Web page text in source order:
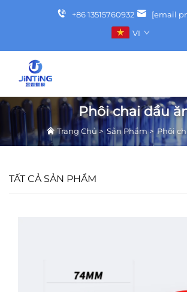
+86 13515760932
[email
VI
Phôi chai dầu
Trang Chủ>Sản Phẩm>Phôi
TẤT CẢ SẢN PHẨM